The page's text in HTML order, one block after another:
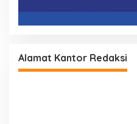
Alamat Kantor Redaksi